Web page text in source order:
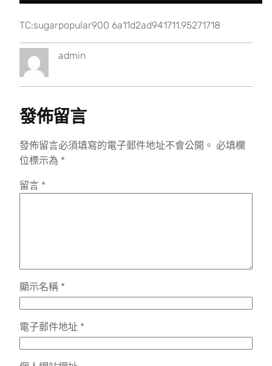
TC:sugarpopular900 6a11d2ad941711.95271718
admin
發佈留言
發佈留言必須填寫的電子郵件地址不會公開。 必填欄
位標示為 *
留言 *
顯示名稱 *
電子郵件地址 *